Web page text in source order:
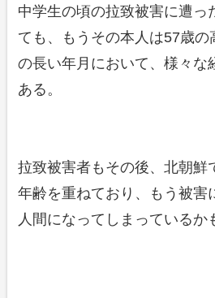
中学生の頃の拉致被害に遭っ
ても、もうその本人は57歳の
の長い年月において、様々な
ある。
拉致被害者もその後、北朝鮮
年齢を重ねており、もう被害
人間になってしまっているか